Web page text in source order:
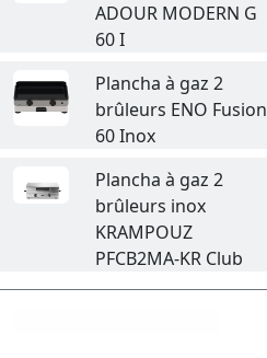
ADOUR MODERN G
60 I
Plancha à gaz 2
brûleurs ENO Fusion
60 Inox
Plancha à gaz 2
brûleurs inox
KRAMPOUZ
PFCB2MA-KR Club